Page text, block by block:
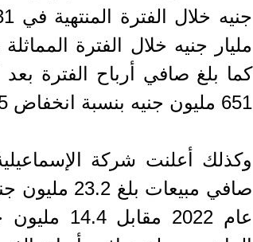
651 مليون جنيه بنسبة انخفاض 3.5%.
وكذلك أعلنت شركة
عام 2022